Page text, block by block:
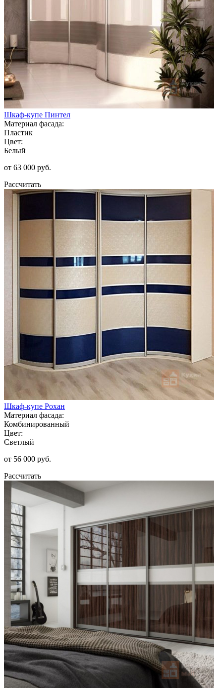
Шкаф-купе Пинтел
Материал фасада:
Пластик
Цвет:
Белый
от 63 000 руб.
Рассчитать
Шкаф-купе Рохан
Материал фасада:
Комбинированный
Цвет:
Светлый
от 56 000 руб.
Рассчитать